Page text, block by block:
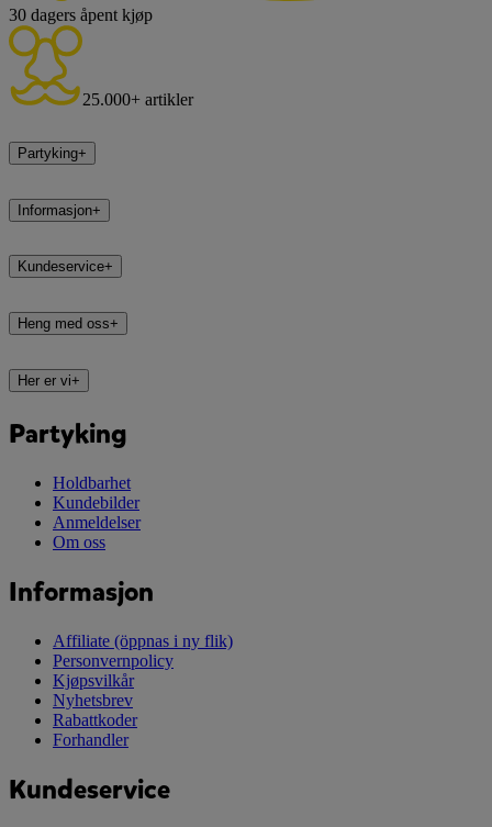
30 dagers åpent kjøp
25.000+ artikler
Partyking+
Informasjon+
Kundeservice+
Heng med oss+
Her er vi+
Partyking
Holdbarhet
Kundebilder
Anmeldelser
Om oss
Informasjon
Affiliate (öppnas i ny flik)
Personvernpolicy
Kjøpsvilkår
Nyhetsbrev
Rabattkoder
Forhandler
Kundeservice